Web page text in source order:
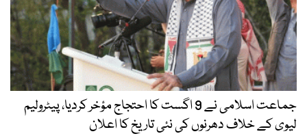
جماعت اسلامی نے 9 اگست کا احتجاج مؤخر کردیا، پیٹرولیم
لیوی کے خلاف دھرنوں کی نئی تاریخ کا اعلان